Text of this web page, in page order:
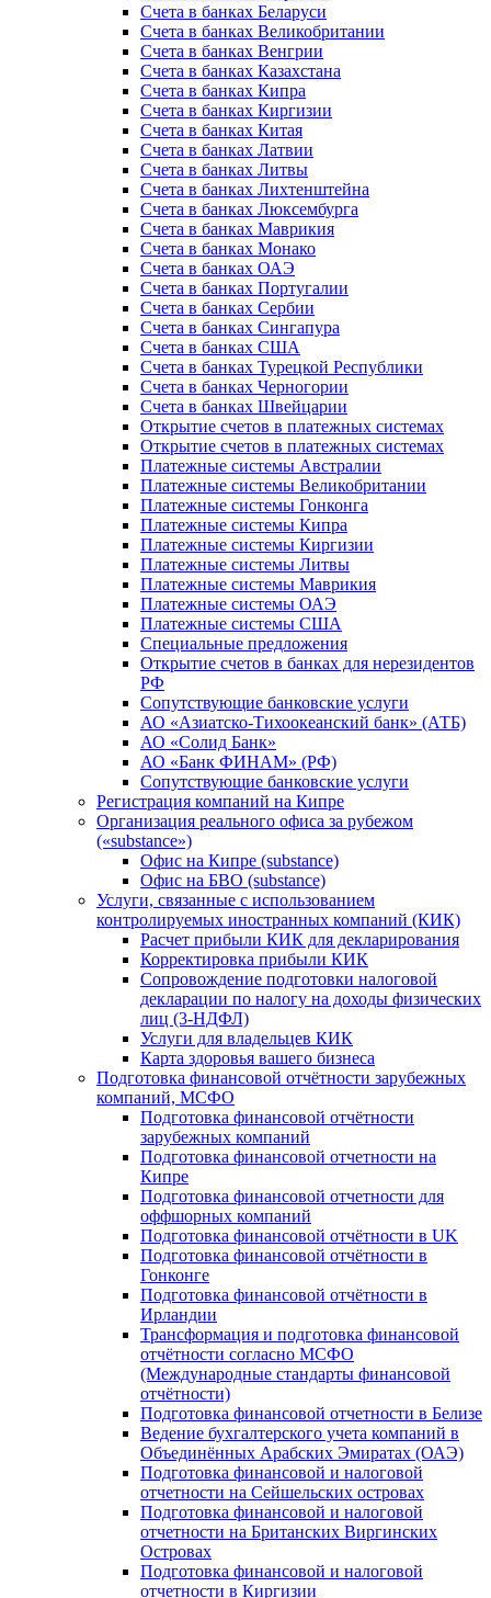
Счета в банках Беларуси
Счета в банках Великобритании
Счета в банках Венгрии
Счета в банках Казахстана
Счета в банках Кипра
Счета в банках Киргизии
Счета в банках Китая
Счета в банках Латвии
Счета в банках Литвы
Счета в банках Лихтенштейна
Счета в банках Люксембурга
Счета в банках Маврикия
Счета в банках Монако
Счета в банках ОАЭ
Счета в банках Португалии
Счета в банках Сербии
Счета в банках Сингапура
Счета в банках США
Счета в банках Турецкой Республики
Счета в банках Черногории
Счета в банках Швейцарии
Открытие счетов в платежных системах
Открытие счетов в платежных системах
Платежные системы Австралии
Платежные системы Великобритании
Платежные системы Гонконга
Платежные системы Кипра
Платежные системы Киргизии
Платежные системы Литвы
Платежные системы Маврикия
Платежные системы ОАЭ
Платежные системы США
Специальные предложения
Открытие счетов в банках для нерезидентов
РФ
Сопутствующие банковские услуги
АО «Азиатско-Тихоокеанский банк» (АТБ)
АО «Солид Банк»
АО «Банк ФИНАМ» (РФ)
Сопутствующие банковские услуги
Регистрация компаний на Кипре
Организация реального офиса за рубежом
(«substance»)
Офис на Кипре (substance)
Офис на БВО (substance)
Услуги, связанные с использованием
контролируемых иностранных компаний (КИК)
Расчет прибыли КИК для декларирования
Корректировка прибыли КИК
Сопровождение подготовки налоговой
декларации по налогу на доходы физических
лиц (3-НДФЛ)
Услуги для владельцев КИК
Карта здоровья вашего бизнеса
Подготовка финансовой отчётности зарубежных
компаний, МСФО
Подготовка финансовой отчётности
зарубежных компаний
Подготовка финансовой отчетности на
Кипре
Подготовка финансовой отчетности для
оффшорных компаний
Подготовка финансовой отчётности в UK
Подготовка финансовой отчётности в
Гонконге
Подготовка финансовой отчётности в
Ирландии
Трансформация и подготовка финансовой
отчётности согласно МСФО
(Международные стандарты финансовой
отчётности)
Подготовка финансовой отчетности в Белизе
Ведение бухгалтерского учета компаний в
Объединённых Арабских Эмиратах (ОАЭ)
Подготовка финансовой и налоговой
отчетности на Сейшельских островах
Подготовка финансовой и налоговой
отчетности на Британских Виргинских
Островах
Подготовка финансовой и налоговой
отчетности в Киргизии